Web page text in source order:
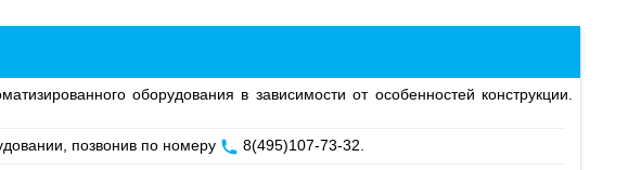
позвонив по номеру
8(495)107-73-32